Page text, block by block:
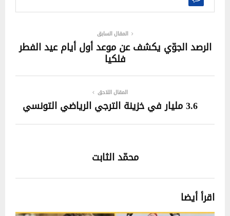
المقال السابق
الرصد الجوّي يكشف عن موعد أول أيام عيد الفطر
فلكيا
المقال اللاحق
3.6 مليار في خزينة الترجي الرياضي التونسي
محمّد الثابت
اقرأ أيضا